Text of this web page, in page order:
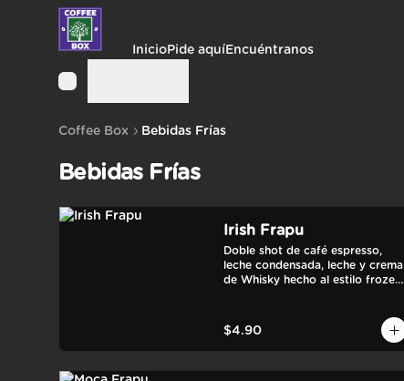
InicioPide aquíEncuéntranos
Coffee Box Bebidas Frías
Bebidas Frías
Irish Frapu
Doble shot de café espresso,
leche condensada, leche y crema
de Whisky hecho al estilo frozen.
$4.90